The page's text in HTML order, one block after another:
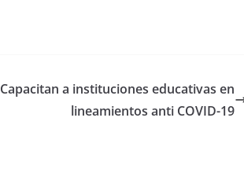
Capacitan a instituciones educativas en
lineamientos anti COVID-19